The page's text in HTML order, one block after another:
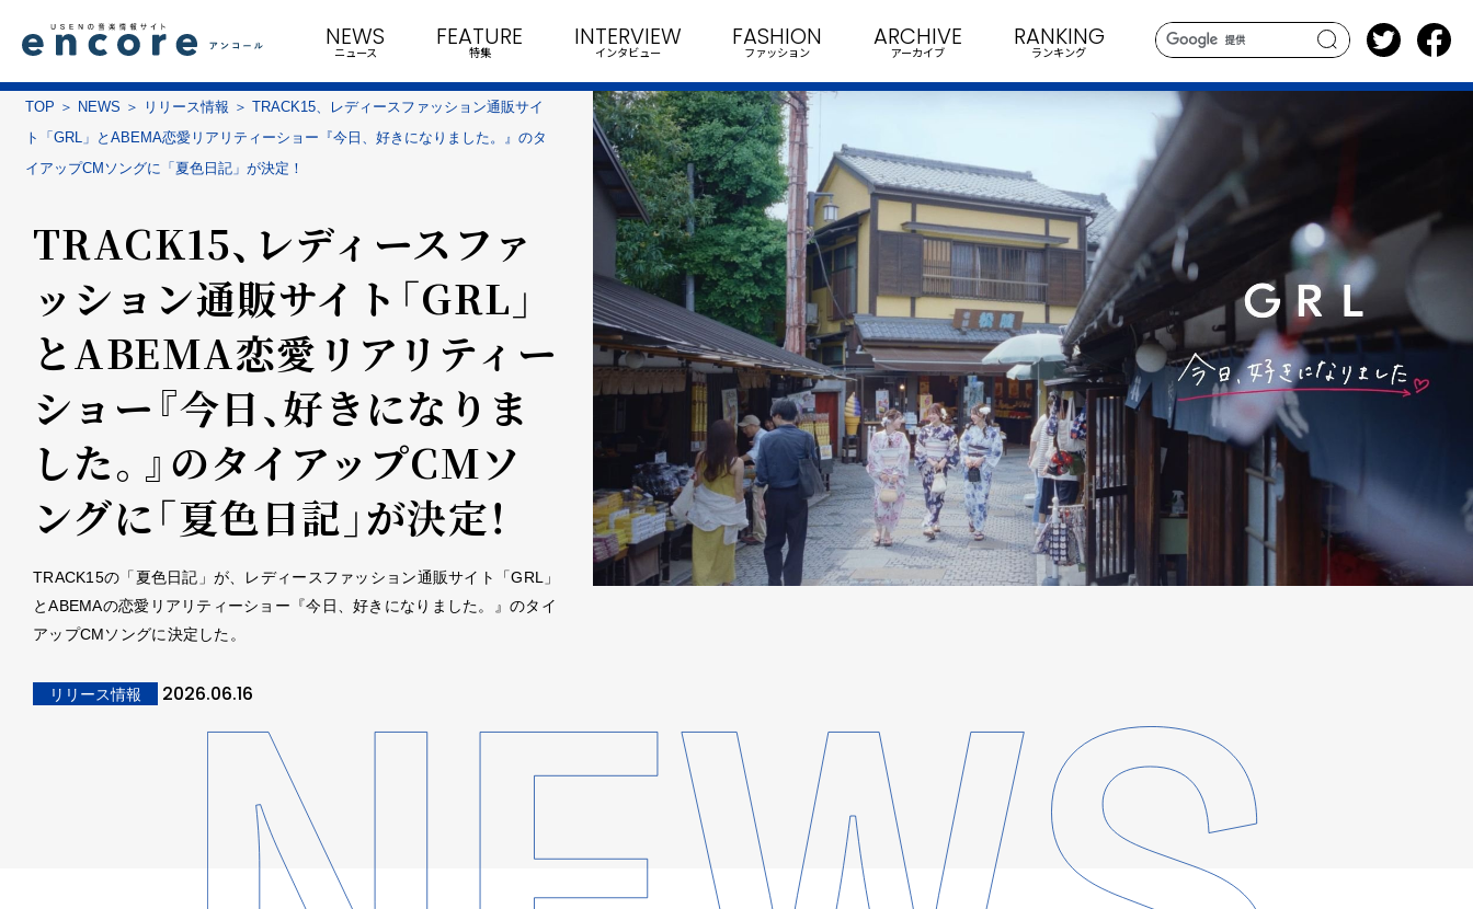
search
NEWS
ニュース
FEATURE
特集
INTERVIEW
インタビュー
FASHION
ファッション
ARCHIVE
アーカイブ
RANKING
ランキング
TOP NEWS リリース情報
TRACK15、レディースファッション通販サイ
ト「GRL」とABEMA恋愛リアリティーショー『今日、好きになりました。』のタ
イアップCMソングに「夏色日記」が決定！
TRACK15、レディースファ
ッション通販サイト「GRL」
とABEMA恋愛リアリティー
ショー『今日、好きになりま
した。』のタイアップCMソ
ングに「夏色日記」が決定！
TRACK15の「夏色日記」が、レディースファッション通販サイト「GRL」
とABEMAの恋愛リアリティーショー『今日、好きになりました。』のタイ
アップCMソングに決定した。
リリース情報 2026.06.16